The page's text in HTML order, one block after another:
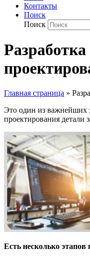
Контакты
Поиск
Поиск
Разработка
Главная страница »
Это один из важнейших
проектирования детали
Есть несколько этапов